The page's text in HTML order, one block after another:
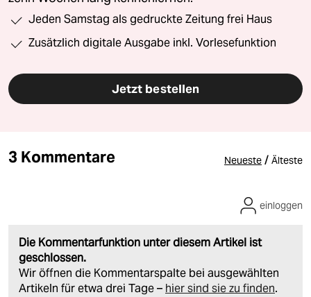
Jeden Samstag als gedruckte Zeitung frei Haus
Zusätzlich digitale Ausgabe inkl. Vorlesefunktion
Jetzt bestellen
3 Kommentare Neueste / Älteste
Die Kommentarfunktion unter diesem Artikel ist
geschlossen.
Wir öffnen die Kommentarspalte bei ausgewählten
Artikeln für etwa drei Tage – hier sind sie zu finden.
einloggen